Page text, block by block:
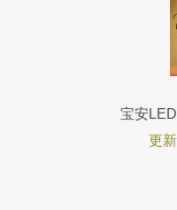
宝安
更